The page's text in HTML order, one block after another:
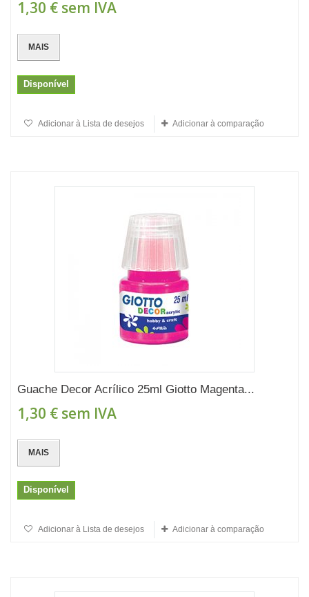
1,30 € sem IVA
MAIS
Disponível
Adicionar à Lista de desejos Adicionar à comparação
Guache Decor Acrílico 25ml Giotto Magenta...
1,30 € sem IVA
MAIS
Disponível
Adicionar à Lista de desejos Adicionar à comparação